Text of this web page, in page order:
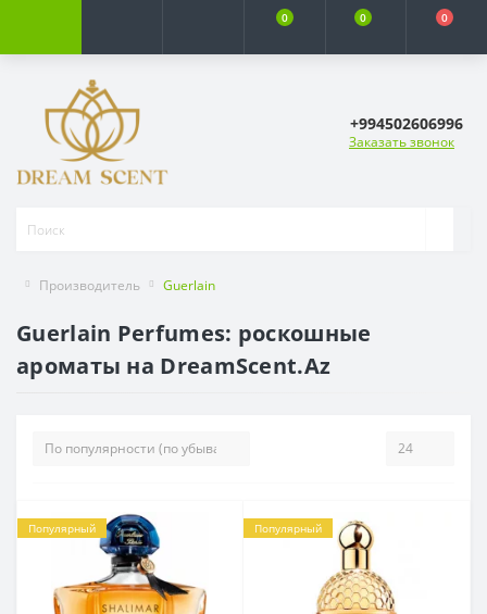
0 0 0
+994502606996
Заказать звонок
Производитель Guerlain
Guerlain Perfumes: роскошные
ароматы на DreamScent.Az
Популярный Популярный